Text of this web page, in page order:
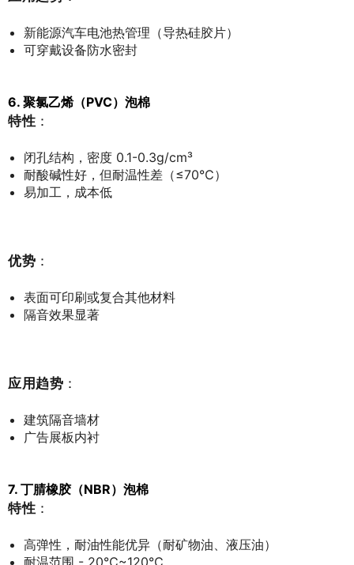
新能源汽车电池热管理（导热硅胶片）
可穿戴设备防水密封
6. 聚氯乙烯（PVC）泡棉
特性 ：
闭孔结构，密度 0.1-0.3g/cm³
耐酸碱性好，但耐温性差（≤70℃）
易加工，成本低
优势 ：
表面可印刷或复合其他材料
隔音效果显著
应用趋势 ：
建筑隔音墙材
广告展板内衬
7. 丁腈橡胶（NBR）泡棉
特性 ：
高弹性，耐油性能优异（耐矿物油、液压油）